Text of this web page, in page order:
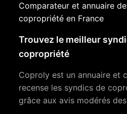
Comparateur et annuaire
copropriété en France
Trouvez le meilleur
copropriété
Coproly est un annuaire et
recense les syndics de
grâce aux avis modérés